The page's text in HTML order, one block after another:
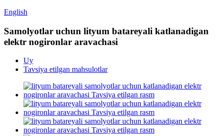
English
Samolyotlar uchun lityum batareyali katlanadigan
elektr nogironlar aravachasi
Uy
Tavsiya etilgan mahsulotlar